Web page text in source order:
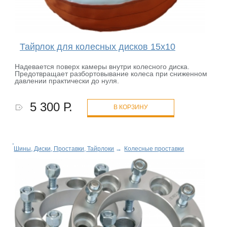
Тайрлок для колесных дисков 15х10
Надевается поверх камеры внутри колесного диска.
Предотвращает разбортовывание колеса при сниженном
давлении практически до нуля.
5 300 Р. В КОРЗИНУ
Шины, Диски, Проставки, Тайрлоки → Колесные проставки